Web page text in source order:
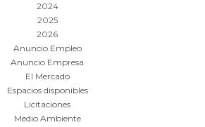
2024
2025
2026
Anuncio Empleo
Anuncio Empresa
El Mercado
Espacios disponibles
Licitaciones
Medio Ambiente